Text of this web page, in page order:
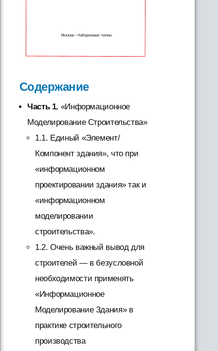
Содержание
Часть 1. «Информационное
Моделирование Строительства»
1.1. Единый «Элемент/
Компонент здания», что при
«информационном
проектировании здания» так и
«информационном
моделировании
строительства».
1.2. Очень важный вывод для
строителей — в безусловной
необходимости применять
«Информационное
Моделирование Здания» в
практике строительного
производства